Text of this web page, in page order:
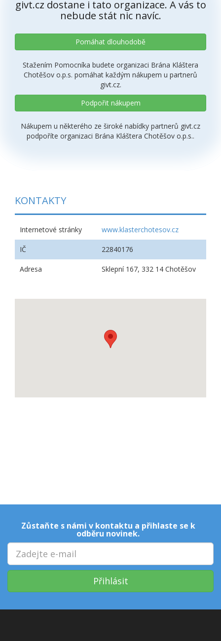
givt.cz dostane i tato organizace. A vás to
nebude stát nic navíc.
Pomáhat dlouhodobě
Stažením Pomocníka budete organizaci Brána Kláštera
Chotěšov o.p.s. pomáhat každým nákupem u partnerů
givt.cz.
Podpořit nákupem
Nákupem u některého ze široké nabídky partnerů givt.cz
podpoříte organizaci Brána Kláštera Chotěšov o.p.s..
KONTAKTY
Internetové stránky www.klasterchotesov.cz
IČ 22840176
Adresa Sklepní 167, 332 14 Chotěšov
Zůstaňte s námi v kontaktu a přihlaste se k
odběru novinek.
Přihlásit